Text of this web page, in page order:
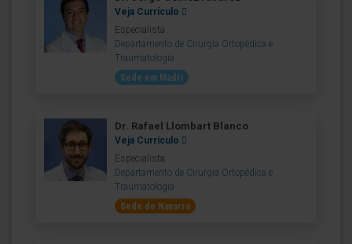
Veja Currículo
Especialista
Departamento de Cirurgia Ortopédica e
Traumatologia
Sede em Madri
Dr. Rafael Llombart Blanco
Veja Currículo
Especialista
Departamento de Cirurgia Ortopédica e
Traumatologia
Sede de Navarra